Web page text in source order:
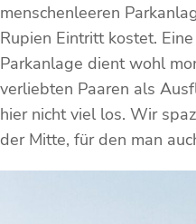
menschenleeren
Rupien Eintritt kostet.
Parkanlage dient wohl
verliebten Paaren als
hier nicht viel los. Wir
der Mitte, für den man